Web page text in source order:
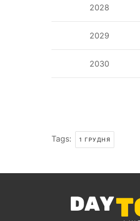
2028
2029
2030
Tags: 1 ГРУДНЯ